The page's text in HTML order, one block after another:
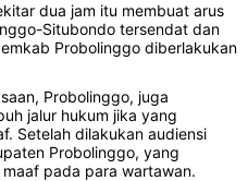
dua jam itu membuat arus
Situbondo tersendat dan
Probolinggo diberlakukan
Probolinggo, juga
jalur hukum jika yang
Setelah dilakukan audiensi
Probolinggo, yang
pada para wartawan.